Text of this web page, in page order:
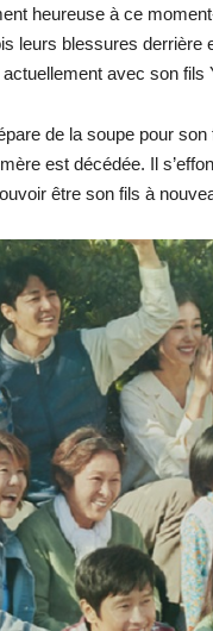
heureuse à ce
leurs blessures derrière
avec son fils
de la soupe pour
est décédée. Il
être son fils à